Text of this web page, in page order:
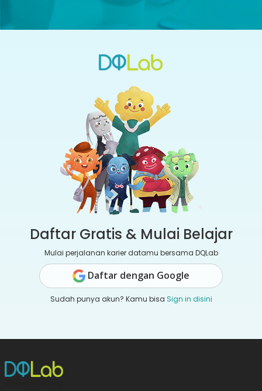
Daftar Gratis & Mulai Belajar
Mulai perjalanan karier datamu bersama DQLab
Daftar dengan Google
Sudah punya akun? Kamu bisa Sign in disini